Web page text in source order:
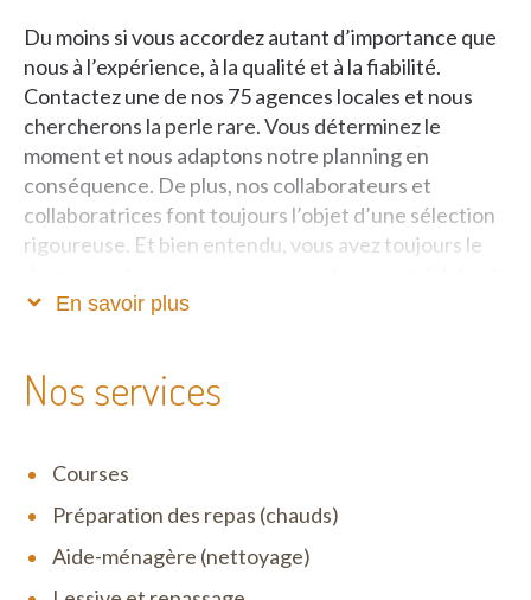
Du moins si vous accordez autant d’importance que
nous à l’expérience, à la qualité et à la fiabilité.
Contactez une de nos 75 agences locales et nous
chercherons la perle rare. Vous déterminez le
moment et nous adaptons notre planning en
conséquence. De plus, nos collaborateurs et
collaboratrices font toujours l’objet d’une sélection
rigoureuse. Et bien entendu, vous avez toujours le
vous choisissez celui ou celle qui viendra chez vous.
vous n’êtes pas un numéro, mais vous pouvez
compter sur un service personnalisé et ciblé, où et
quand vous en avez besoin. Résultat : vous ne
perdez pas un temps précieux à chercher un
candidat adéquat pour vous aider dans votre
En savoir plus
Nos services
Courses
Préparation des repas (chauds)
Aide-ménagère (nettoyage)